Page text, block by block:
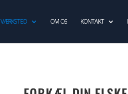
VÆRKSTED OM OS KONTAKT